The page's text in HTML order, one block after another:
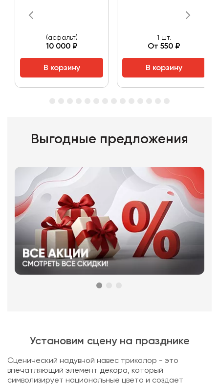
(асфальт)
10 000 ₽
В корзину
1 шт.
От 550 ₽
В корзину
Выгодные предложения
Установим сцену на празднике
Сценический надувной навес триколор - это
впечатляющий элемент декора, который
символизирует национальные цвета и создает